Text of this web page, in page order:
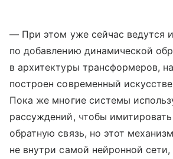
— При этом уже сейчас ведутся
по добавлению динамической
в архитектуры трансформеров,
построен современный
Пока же многие системы
рассуждений, чтобы
обратную связь, но этот
не внутри самой нейронной